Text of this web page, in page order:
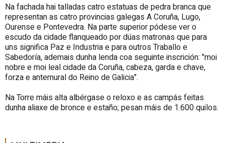
Na fachada hai talladas catro estatuas de pedra branca que
representan as catro provincias galegas A Coruña, Lugo,
Ourense e Pontevedra. Na parte superior pódese ver o
escudo da cidade flanqueado por dúas matronas que para
uns significa Paz e Industria e para outros Traballo e
Sabedoría, ademais dunha lenda coa seguinte inscrición: "moi
nobre e moi leal cidade da Coruña, cabeza, garda e chave,
forza e antemural do Reino de Galicia".
Na Torre máis alta albérgase o reloxo e as campás feitas
dunha aliaxe de bronce e estaño; pesan máis de 1.600 quilos.